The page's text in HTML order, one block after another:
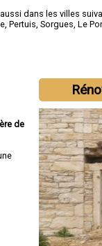
dans les villes
,Pertuis ,Sorgues ,Le
de